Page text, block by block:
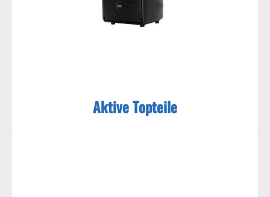
Aktive Topteile